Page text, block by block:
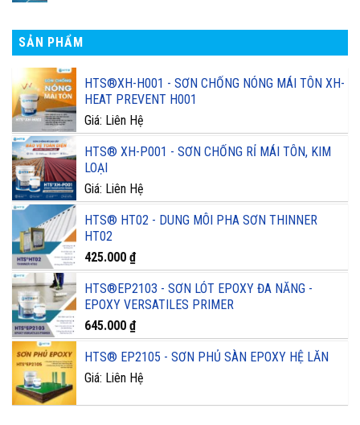
SẢN PHẨM
HTS®XH-H001 - SƠN CHỐNG NÓNG MÁI TÔN XH-
HEAT PREVENT H001
Giá: Liên Hệ
HTS® XH-P001 - SƠN CHỐNG RỈ MÁI TÔN, KIM
LOẠI
Giá: Liên Hệ
HTS® HT02 - DUNG MÔI PHA SƠN THINNER
HT02
425.000 ₫
HTS®EP2103 - SƠN LÓT EPOXY ĐA NĂNG -
EPOXY VERSATILES PRIMER
645.000 ₫
HTS® EP2105 - SƠN PHỦ SÀN EPOXY HỆ LĂN
Giá: Liên Hệ